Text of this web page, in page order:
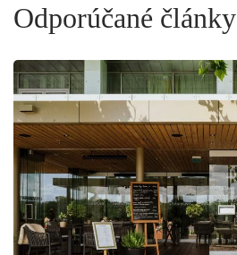
Odporúčané články